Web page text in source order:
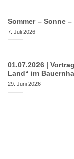
Sommer – Sonne
7. Juli 2026
01.07.2026 |
Land“ im
29. Juni 2026